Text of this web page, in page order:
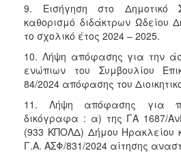
9. Εισήγηση στο Δημοτικό
καθορισμό διδάκτρων Ωδείου
το σχολικό έτος 2024 – 2025.
10. Λήψη απόφασης για την
ενώπιων του Συμβουλίου
84/2024 απόφασης του
11. Λήψη απόφασης για
δικόγραφα : α) της ΓΑ 1687/
(933 ΚΠΟΛΔ) Δήμου Ηρακλείου
Γ.Α. ΑΣΦ/831/2024 αίτησης